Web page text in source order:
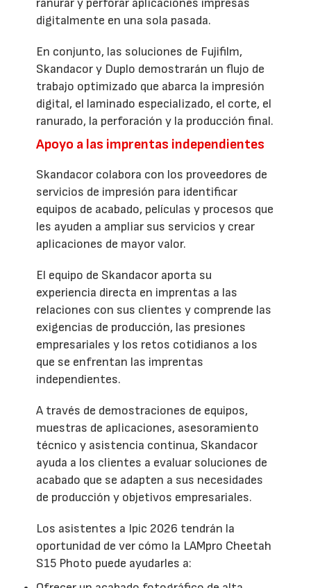
ranurar y perforar aplicaciones impresas
digitalmente en una sola pasada.
En conjunto, las soluciones de Fujifilm,
Skandacor y Duplo demostrarán un flujo de
trabajo optimizado que abarca la impresión
digital, el laminado especializado, el corte, el
ranurado, la perforación y la producción final.
Apoyo a las imprentas independientes
Skandacor colabora con los proveedores de
servicios de impresión para identificar
equipos de acabado, películas y procesos que
les ayuden a ampliar sus servicios y crear
aplicaciones de mayor valor.
El equipo de Skandacor aporta su
experiencia directa en imprentas a las
relaciones con sus clientes y comprende las
exigencias de producción, las presiones
empresariales y los retos cotidianos a los
que se enfrentan las imprentas
independientes.
A través de demostraciones de equipos,
muestras de aplicaciones, asesoramiento
técnico y asistencia continua, Skandacor
ayuda a los clientes a evaluar soluciones de
acabado que se adapten a sus necesidades
de producción y objetivos empresariales.
Los asistentes a Ipic 2026 tendrán la
oportunidad de ver cómo la LAMpro Cheetah
S15 Photo puede ayudarles a: